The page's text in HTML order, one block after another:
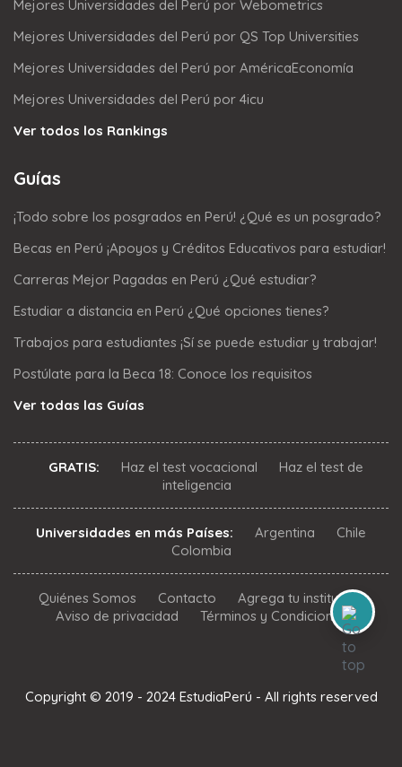
Mejores Universidades del Perú por Webometrics
Mejores Universidades del Perú por QS Top Universities
Mejores Universidades del Perú por AméricaEconomía
Mejores Universidades del Perú por 4icu
Ver todos los Rankings
Guías
¡Todo sobre los posgrados en Perú! ¿Qué es un posgrado?
Becas en Perú ¡Apoyos y Créditos Educativos para estudiar!
Carreras Mejor Pagadas en Perú ¿Qué estudiar?
Estudiar a distancia en Perú ¿Qué opciones tienes?
Trabajos para estudiantes ¡Sí se puede estudiar y trabajar!
Postúlate para la Beca 18: Conoce los requisitos
Ver todas las Guías
GRATIS: Haz el test vocacional
Haz el test de
inteligencia
Universidades en más Países: Argentina
Chile
Colombia
Quiénes Somos Contacto
Agrega tu institución
Aviso de privacidad
Términos y Condiciones
Copyright © 2019 - 2024 EstudiaPerú - All rights reserved